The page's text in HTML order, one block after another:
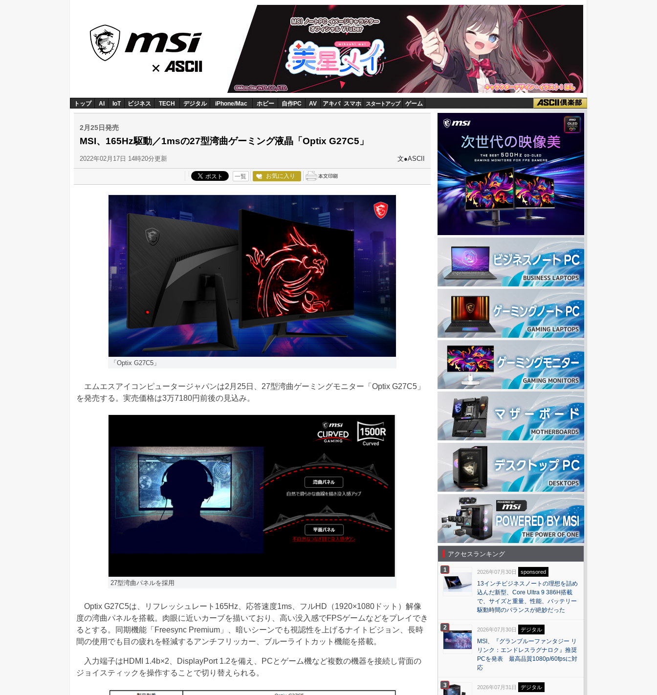
トップ AI IoT ビジネス TECH デジタル iPhone/Mac ホビー 自作PC AV アキバ スマホ スタートアップ ゲーム
2月25日発売
MSI、165Hz駆動／1msの27型湾曲ゲーミング液晶「Optix G27C5」
2022年02月17日 14時20分更新 文●ASCII
一覧 お気に入り
「Optix G27C5」
エムエスアイコンピュータージャパンは2月25日、27型湾曲ゲーミングモニター「Optix G27C5」
を発売する。実売価格は3万7180円前後の見込み。
27型湾曲パネルを採用
Optix G27C5は、リフレッシュレート165Hz、応答速度1ms、フルHD（1920×1080ドット）解像
度の湾曲パネルを搭載。肉眼に近いカーブを描いており、高い没入感でFPSゲームなどをプレイでき
るとする。同期機能「Freesync Premium」、暗いシーンでも視認性を上げるナイトビジョン、長時
間の使用でも目の疲れを軽減するアンチフリッカー、ブルーライトカット機能を搭載。
入力端子はHDMI 1.4b×2、DisplayPort 1.2を備え、PCとゲーム機など複数の機器を接続し背面の
ジョイスティックを操作することで切り替えられる。
アクセスランキング
1 2026年07月30日 sponsored
13インチビジネスノートの理想を詰め
込んだ新型、Core Ultra 9 386H搭載
で、サイズと重量、性能、バッテリー
駆動時間のバランスが絶妙だった
2 2026年07月30日 デジタル
MSI、『グランブルーファンタジー リ
リンク：エンドレスラグナロク』推奨
PCを発表 最高品質1080p/60fpsに対
応
3 2026年07月31日 デジタル